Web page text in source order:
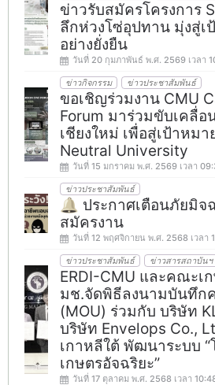
ข่าวรับสมัครโครงการ
ลึกห่วงโซ่อุปทาน มุ่งสู่เ
อย่างยั่งยืน
วันที่ 20 กุมภาพันธ์ พ.ศ. 2569 เวลา
ข่าวกิจกรรม ข่าวประชาสัมพันธ์
ขอเชิญร่วมงาน CMU
Forum มาร่วมขับเคลื่
เชียงใหม่ เพื่อสู่เป้าหมา
Neutral University
วันที่ 15 มกราคม พ.ศ. 2569 เวลา
ข่าวประชาสัมพันธ์
🔔 ประกาศเตือนภัยมิจ
สมัครงาน
วันที่ 12 พฤศจิกายน พ.ศ. 2568 เวลา
ข่าวประชาสัมพันธ์ ข่าวสารสถาบันฯ
ERDI-CMU และคณะเ
มช.จัดพิธีลงนามบันทึก
(MOU) ร่วมกับ บริษัท
บริษัท Envelops Co.,
เกาหลีใต้ พัฒนาระบบ “
เกษตรอัจฉริยะ”
วันที่ 17 ตุลาคม พ.ศ. 2568 เวลา